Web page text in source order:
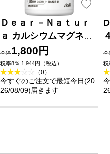
Ｄｅａｒ－Ｎａｔｕｒ
ａ カルシウムマグネシ
ウムアエン ３６０粒 ア
サヒグループ食品株式
会社
本体1,800円
税率8％ 1,944円（税込）
（0）
今すぐのご注文で最短今日(20
26/08/09)届きます
本
税